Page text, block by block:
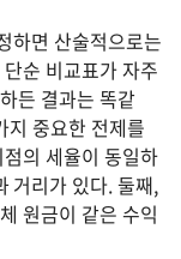
하면 산술적으로는
순 비교표가 자주
든 결과는 똑같
지 중요한 전제를
의 세율이 동일하
거리가 있다. 둘째,
원금이 같은 수익